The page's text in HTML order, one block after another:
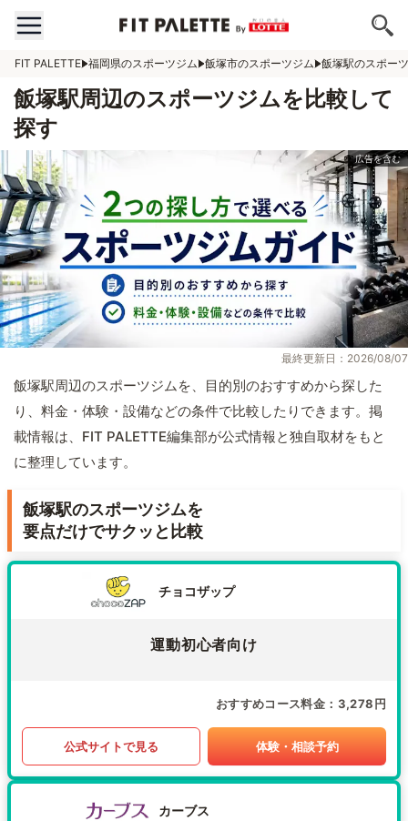
FIT PALETTE 福岡県のスポーツジム 飯塚市のスポーツジム 飯塚駅のスポー
飯塚駅周辺のスポーツジムを比較して
探す
最終更新日：2026/08/07
飯塚駅周辺のスポーツジムを、目的別のおすすめから探した
り、料金・体験・設備などの条件で比較したりできます。掲
載情報は、FIT PALETTE編集部が公式情報と独自取材をもと
に整理しています。
飯塚駅のスポーツジムを
要点だけでサクッと比較
チョコザップ
運動初心者向け
おすすめコース料金 3,278円
公式サイトで見る 体験・相談予約
カーブス